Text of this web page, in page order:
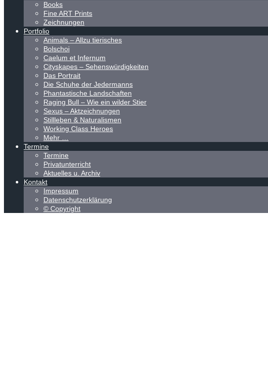
Books
Fine ART Prints
Zeichnungen
Portfolio
Animals – Allzu tierisches
Bolschoi
Caelum et Infernum
Cityskapes – Sehenswürdigkeiten
Das Portrait
Die Schuhe der Jedermanns
Phantastische Landschaften
Raging Bull – Wie ein wilder Stier
Sexus – Aktzeichnungen
Stillleben & Naturalismen
Working Class Heroes
Mehr …
Termine
Termine
Privatunterricht
Aktuelles u. Archiv
Kontakt
Impressum
Datenschutzerklärung
© Copyright